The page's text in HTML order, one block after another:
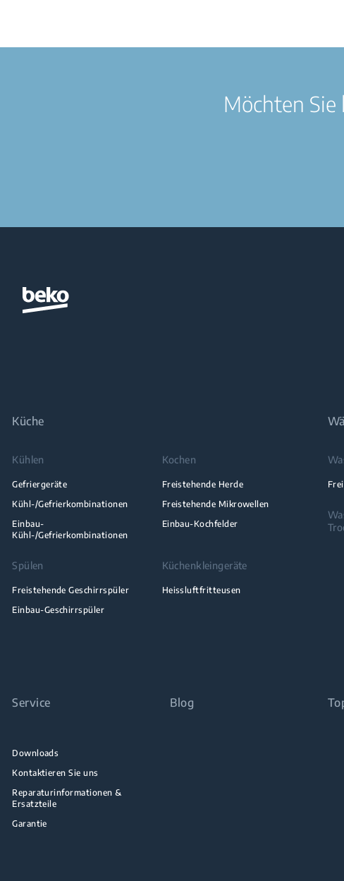
Möchten
Küche
Kühlen
Gefriergeräte
Kühl-/Gefrierkombinationen
Einbau-
Kühl-/Gefrierkombinationen
Kochen
Freistehende Herde
Freistehende Mikrowellen
Einbau-Kochfelder
Spülen
Freistehende Geschirrspüler
Einbau-Geschirrspüler
Küchenkleingeräte
Heissluftfritteusen
Service
Downloads
Kontaktieren Sie uns
Reparaturinformationen &
Ersatzteile
Garantie
Blog